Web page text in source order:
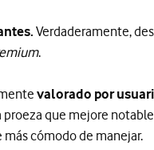
Verdaderamente,
.
valorado por
proeza que mejore
más cómodo de manejar.